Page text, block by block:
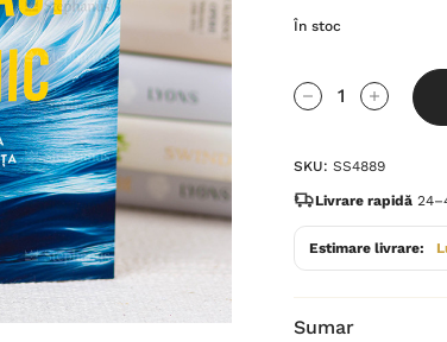
În stoc
Grăbește-
te!
curent
este:
Cantitate
SKU: SS4889
Livrare rapidă
Estimare livrare:
Sumar